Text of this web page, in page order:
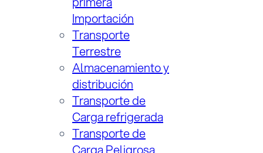
Importación
Transporte
Terrestre
Almacenamiento y
distribución
Transporte de
Carga refrigerada
Transporte de